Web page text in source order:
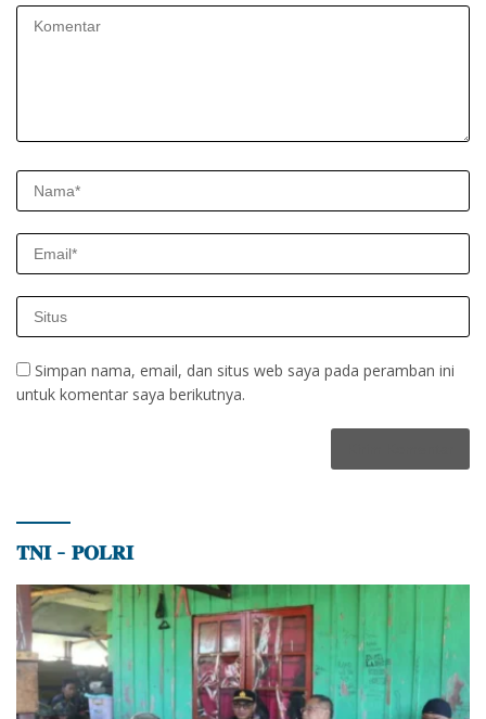
Simpan nama, email, dan situs web saya pada peramban ini
untuk komentar saya berikutnya.
𝐓𝐍𝐈 – 𝐏𝐎𝐋𝐑𝐈